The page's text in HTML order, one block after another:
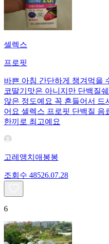
셀렉스
프로핏
바쁜 아침 간단하게 챙겨먹을
코딸기맛은 아니지만 단백질
않은 정도예요 꼭 흔들어서 드
어요 셀렉스 프로핏 단백질 음
한끼로 최고예요
고레앵치애봉봉
조회수 48526.07.28
6